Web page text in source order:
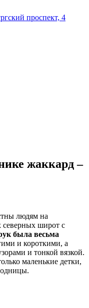
проспект, 4
жаккард –
людям на
широт с
была весьма
и короткими, а
и тонкой вязкой.
маленькие детки,